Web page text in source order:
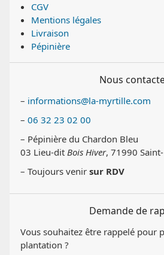
CGV
Mentions légales
Livraison
Pépinière
Nous
– informations@la-myrtille.com
– 06 32 23 02 00
– Pépinière du Chardon Bleu
03 Lieu-dit Bois Hiver, 71990
– Toujours venir sur RDV
Demande de
Vous souhaitez être rappelé pour
plantation ?